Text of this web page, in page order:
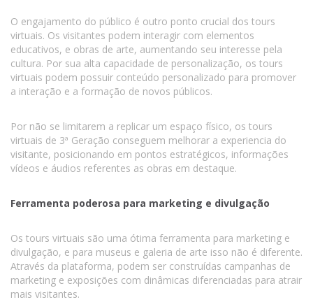
O engajamento do público é outro ponto crucial dos tours
virtuais. Os visitantes podem interagir com elementos
educativos, e obras de arte, aumentando seu interesse pela
cultura. Por sua alta capacidade de personalização, os tours
virtuais podem possuir conteúdo personalizado para promover
a interação e a formação de novos públicos.
Por não se limitarem a replicar um espaço físico, os tours
virtuais de 3ª Geração conseguem melhorar a experiencia do
visitante, posicionando em pontos estratégicos, informações
vídeos e áudios referentes as obras em destaque.
Ferramenta poderosa para marketing e divulgação
Os tours virtuais são uma ótima ferramenta para marketing e
divulgação, e para museus e galeria de arte isso não é diferente.
Através da plataforma, podem ser construídas campanhas de
marketing e exposições com dinâmicas diferenciadas para atrair
mais visitantes.